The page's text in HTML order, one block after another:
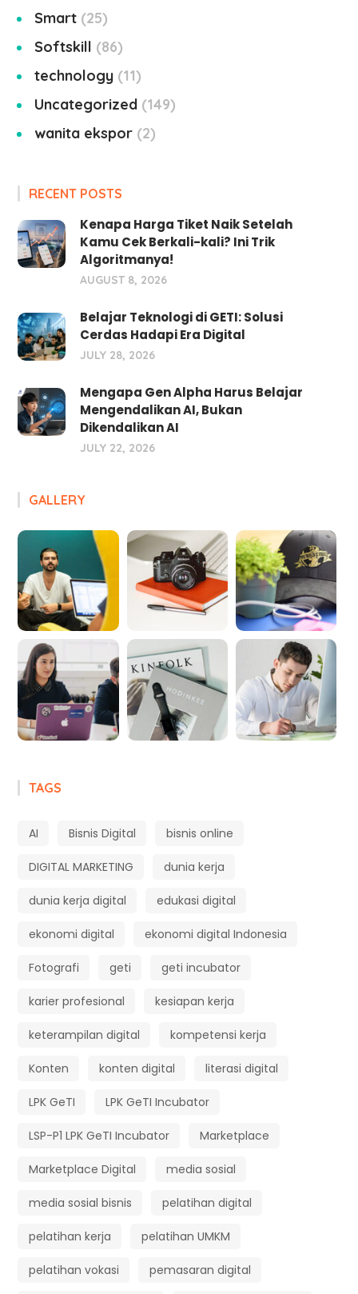
Smart 25
Softskill
86
technology 11
Uncategorized 149
wanita ekspor 2
RECENT POSTS
Kenapa Harga Tiket Naik Setelah
Kamu Cek Berkali-kali? Ini Trik
Algoritmanya!
AUGUST 8, 2026
Belajar Teknologi di GETI: Solusi
Cerdas Hadapi Era Digital
JULY 28, 2026
Mengapa Gen Alpha Harus Belajar
Mengendalikan AI, Bukan
Dikendalikan AI
JULY 22, 2026
GALLERY
TAGS
AI Bisnis Digital bisnis online
DIGITAL MARKETING dunia kerja
dunia kerja digital edukasi digital
ekonomi digital ekonomi digital Indonesia
Fotografi geti geti incubator
karier profesional kesiapan kerja
keterampilan digital kompetensi kerja
Konten konten digital literasi digital
LPK GeTI LPK GeTI Incubator
LSP-P1 LPK GeTI Incubator Marketplace
Marketplace Digital media sosial
media sosial bisnis pelatihan digital
pelatihan kerja pelatihan UMKM
pelatihan vokasi pemasaran digital